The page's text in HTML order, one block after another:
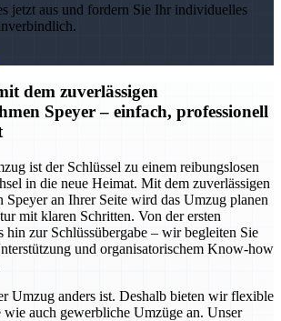
jetzt aus und fordern Sie Ihr individuelles
dem zuverlässigen
Speyer – einfach, professionell
ist der Schlüssel zu einem reibungslosen
in die neue Heimat. Mit dem zuverlässigen
Speyer an Ihrer Seite wird das Umzug planen
mit klaren Schritten. Von der ersten
hin zur Schlüssübergabe – wir begleiten Sie
und organisatorischem Know-how
Umzug anders ist. Deshalb bieten wir flexible
auch gewerbliche Umzüge an. Unser